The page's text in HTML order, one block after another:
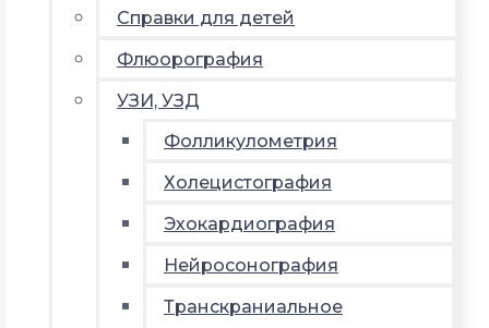
Справки для детей
Флюорография
УЗИ, УЗД
Фолликулометрия
Холецистография
Эхокардиография
Нейросонография
Транскраниальное